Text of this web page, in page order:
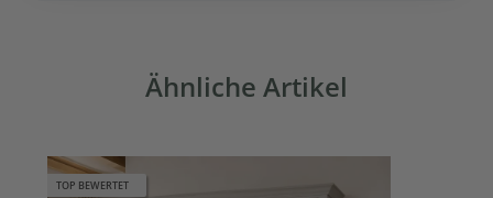
Ähnliche Artikel
TOP BEWERTET